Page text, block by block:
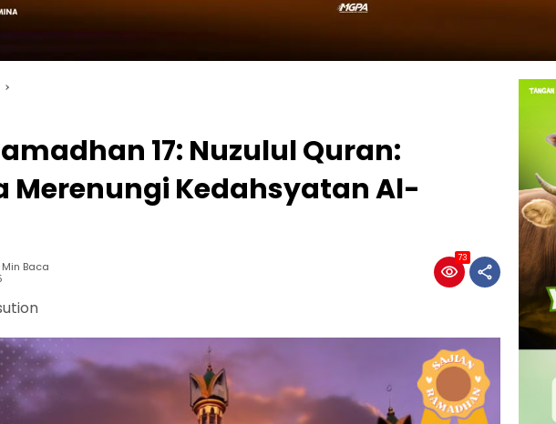
17: Nuzulul Quran:
Merenungi Kedahsyatan Al-
Min Baca
73